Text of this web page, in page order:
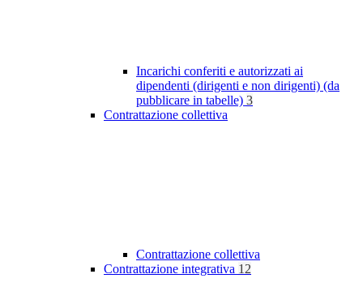
Incarichi conferiti e autorizzati ai
dipendenti (dirigenti e non dirigenti) (da
pubblicare in tabelle) 3
Contrattazione collettiva
Contrattazione collettiva
Contrattazione integrativa 12